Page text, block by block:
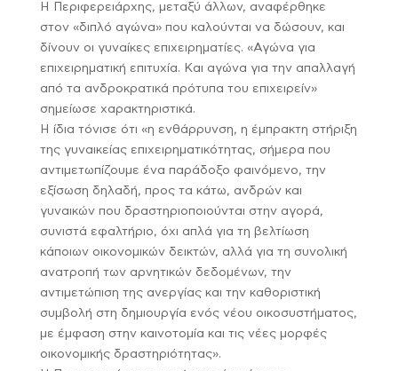
Η Περιφερειάρχης, μεταξύ άλλων, αναφέρθηκε
στον «διπλό αγώνα» που καλούνται να δώσουν, και
δίνουν οι γυναίκες επιχειρηματίες. «Αγώνα για
επιχειρηματική επιτυχία. Και αγώνα για την απαλλαγή
από τα ανδροκρατικά πρότυπα του επιχειρείν»
σημείωσε χαρακτηριστικά.
Η ίδια τόνισε ότι «η ενθάρρυνση, η έμπρακτη στήριξη
της γυναικείας επιχειρηματικότητας, σήμερα που
αντιμετωπίζουμε ένα παράδοξο φαινόμενο, την
εξίσωση δηλαδή, προς τα κάτω, ανδρών και
γυναικών που δραστηριοποιούνται στην αγορά,
συνιστά εφαλτήριο, όχι απλά για τη βελτίωση
κάποιων οικονομικών δεικτών, αλλά για τη συνολική
ανατροπή των αρνητικών δεδομένων, την
αντιμετώπιση της ανεργίας και την καθοριστική
συμβολή στη δημιουργία ενός νέου οικοσυστήματος,
με έμφαση στην καινοτομία και τις νέες μορφές
οικονομικής δραστηριότητας».